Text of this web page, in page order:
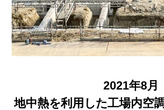
2021年8月
地中熱を利用した工場内空